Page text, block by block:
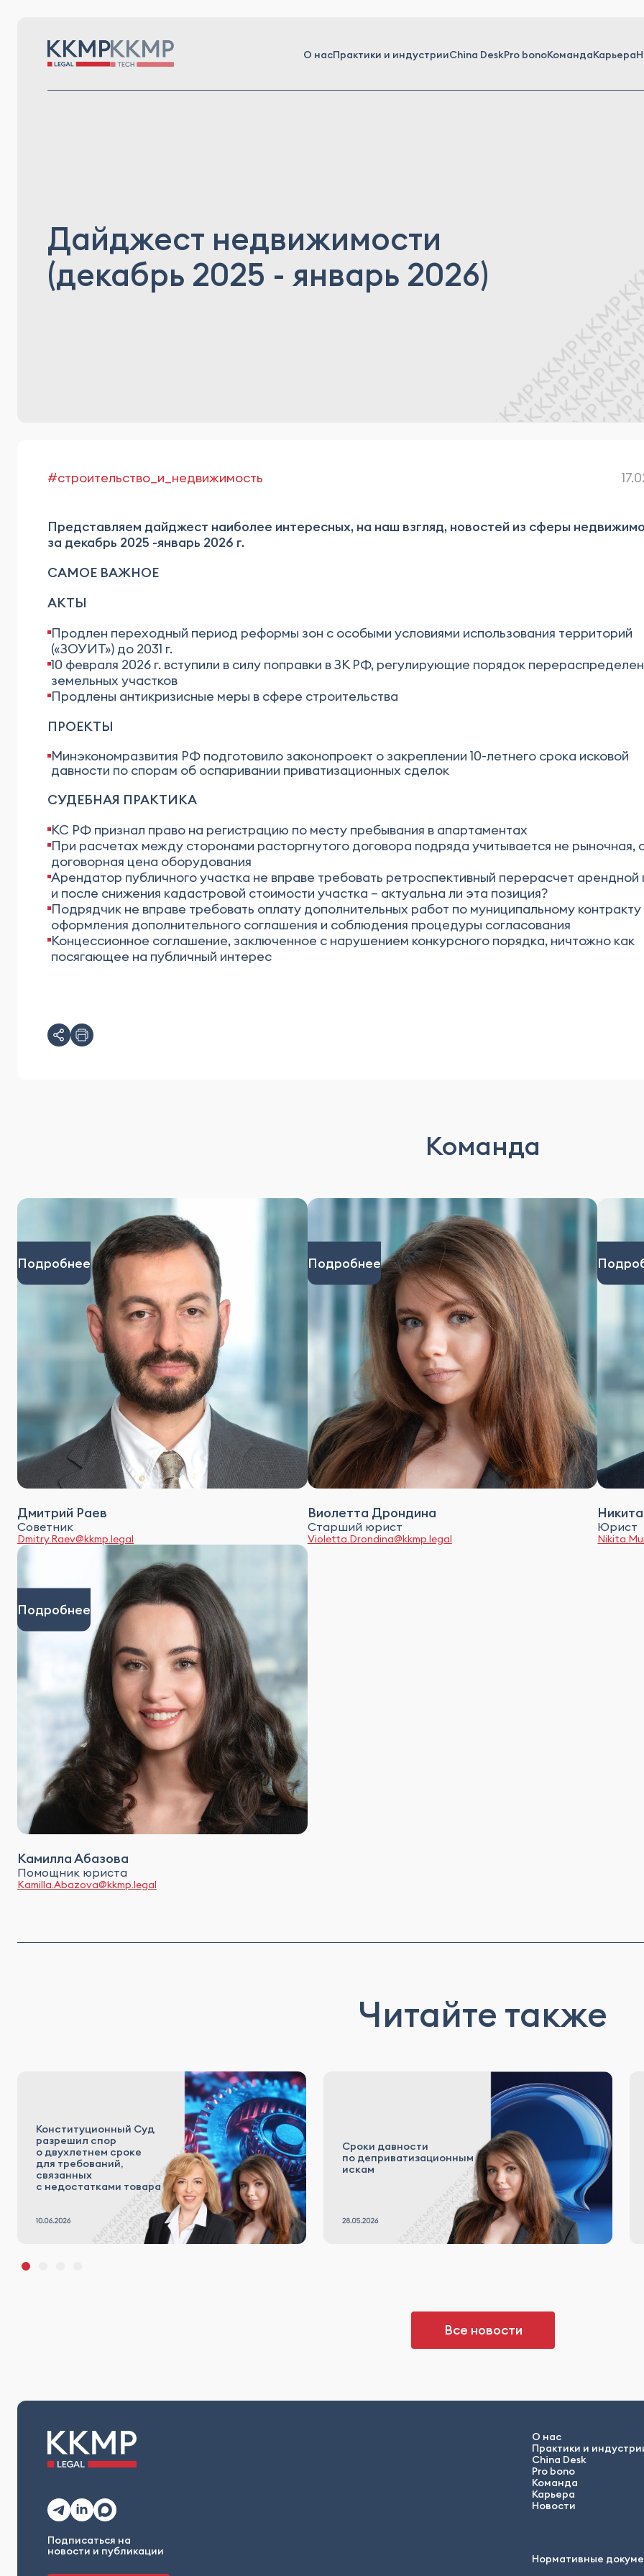
О насПрактики и индустрииChina DeskPro bonoКомандаКарьера
Дайджест недвижимости
(декабрь 2025 - январь 2026)
#строительство_и_недвижимость
Представляем дайджест наиболее интересных, на наш взгляд, новостей из сферы
за декабрь 2025 -январь 2026 г.
САМОЕ ВАЖНОЕ
АКТЫ
Продлен переходный период реформы зон с особыми условиями использования территорий
(«ЗОУИТ») до 2031 г.
10 февраля 2026 г. вступили в силу поправки в ЗК РФ, регулирующие порядок
земельных участков
Продлены антикризисные меры в сфере строительства
ПРОЕКТЫ
Минэкономразвития РФ подготовило законопроект о закреплении 10-летнего срока исковой
давности по спорам об оспаривании приватизационных сделок
СУДЕБНАЯ ПРАКТИКА
КС РФ признал право на регистрацию по месту пребывания в апартаментах
При расчетах между сторонами расторгнутого договора подряда учитывается не рыночная,
договорная цена оборудования
Арендатор публичного участка не вправе требовать ретроспективный перерасчет арендной
и после снижения кадастровой стоимости участка – актуальна ли эта позиция?
Подрядчик не вправе требовать оплату дополнительных работ по муниципальному контракту
оформления дополнительного соглашения и соблюдения процедуры согласования
Концессионное соглашение, заключенное с нарушением конкурсного порядка, ничтожно как
посягающее на публичный интерес
Команда
Подробнее
Дмитрий Раев
Советник
Dmitry.Raev@kkmp.legal
Подробнее
Виолетта Дрондина
Старший юрист
Violetta.Drondina@kkmp.legal
Юрист
Подробнее
Камилла Абазова
Помощник юриста
Kamilla.Abazova@kkmp.legal
Читайте также
Конституционный Суд
разрешил спор
о двухлетнем сроке
для требований,
связанных
с недостатками товара
Сроки давности
по деприватизационным
искам
Все новости
Подписаться на
новости и публикации
О нас
Практики и
China Desk
Pro bono
Команда
Карьера
Новости
Нормативные